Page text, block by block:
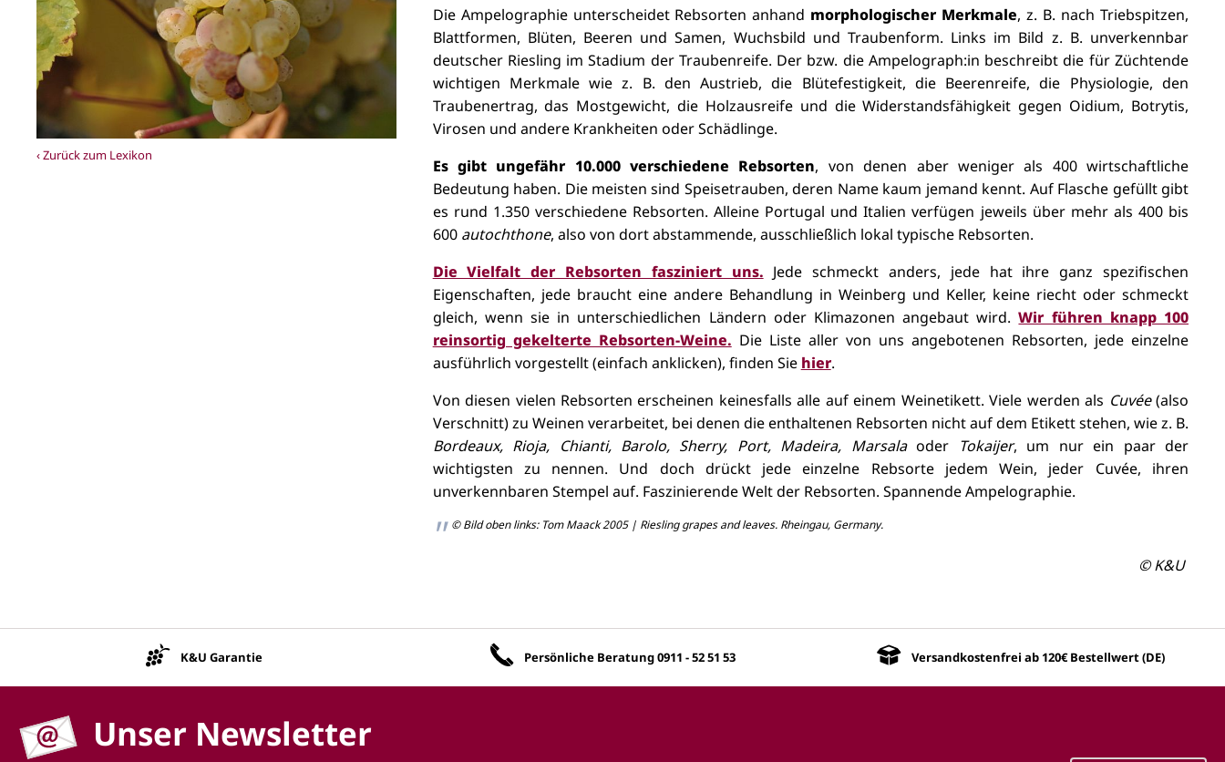
‹ Zurück zum Lexikon
Die Ampelographie unterscheidet Rebsorten anhand morphologischer Merkmale, z. B. nach Triebspitzen,
Blattformen, Blüten, Beeren und Samen, Wuchsbild und Traubenform. Links im Bild z. B. unverkennbar
deutscher Riesling im Stadium der Traubenreife. Der bzw. die Ampelograph:in beschreibt die für Züchtende
wichtigen Merkmale wie z. B. den Austrieb, die Blütefestigkeit, die Beerenreife, die Physiologie, den
Traubenertrag, das Mostgewicht, die Holzausreife und die Widerstandsfähigkeit gegen Oidium, Botrytis,
Virosen und andere Krankheiten oder Schädlinge.
Es gibt ungefähr 10.000 verschiedene Rebsorten, von denen aber weniger als 400 wirtschaftliche
Bedeutung haben. Die meisten sind Speisetrauben, deren Name kaum jemand kennt. Auf Flasche gefüllt gibt
es rund 1.350 verschiedene Rebsorten. Alleine Portugal und Italien verfügen jeweils über mehr als 400 bis
600 autochthone, also von dort abstammende, ausschließlich lokal typische Rebsorten.
Die Vielfalt der Rebsorten fasziniert uns. Jede schmeckt anders, jede hat ihre ganz spezifischen
Eigenschaften, jede braucht eine andere Behandlung in Weinberg und Keller, keine riecht oder schmeckt
gleich, wenn sie in unterschiedlichen Ländern oder Klimazonen angebaut wird.Wir führen knapp 100
reinsortig gekelterte Rebsorten-Weine. Die Liste aller von uns angebotenen Rebsorten, jede einzelne
ausführlich vorgestellt (einfach anklicken), finden Sie hier.
Von diesen vielen Rebsorten erscheinen keinesfalls alle auf einem Weinetikett. Viele werden als Cuvée(also
Verschnitt) zu Weinen verarbeitet, bei denen die enthaltenen Rebsorten nicht auf dem Etikett stehen, wie z. B.
Bordeaux, Rioja, Chianti, Barolo, Sherry, Port, Madeira, Marsalaoder Tokaijer, um nur ein paar der
wichtigsten zu nennen. Und doch drückt jede einzelne Rebsorte jedem Wein, jeder Cuvée, ihren
unverkennbaren Stempel auf. Faszinierende Welt der Rebsorten. Spannende Ampelographie.
© Bild oben links: Tom Maack 2005 | Riesling grapes and leaves. Rheingau, Germany.
© K&U
Unsere Vorteile
K&U Garantie Persönliche Beratung0911 - 52 51 53 Versandkostenfrei ab 120€ Bestellwert (DE)
Unser Newsletter